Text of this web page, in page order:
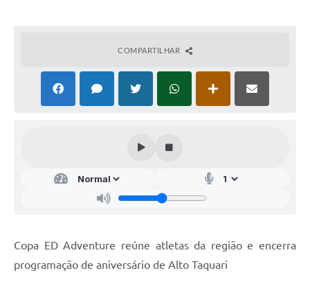
COMPARTILHAR
Copa ED Adventure reúne atletas da região e encerra
programação de aniversário de Alto Taquari